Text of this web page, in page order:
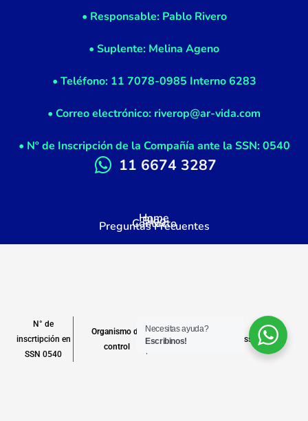
• Responsable: Pablo Rivero
• Suplente: Melina Ageno
• Teléfono: 11 7078-0985 Interno 6283
• Correo electrónico: riverop@ar-vida.com
• Nº de Inscripción de la Compañía ante la SSN: 0540
11 6674 3287
Home
Blog
Contacto
Preguntas Frecuentes
N° de
inscrtipción en
SSN 0540
Organismo de
control
www.argentina.gob.ar/ssn
Necesitas ayuda?
Escribinos!